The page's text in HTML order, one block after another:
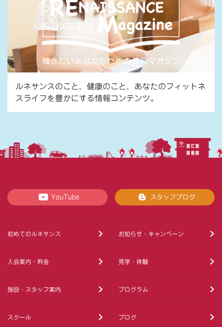
ルネサンスのこと、健康のこと、あなたのフィットネ
スライフを豊かにする情報コンテンツ。
YouTube スタッフブログ
初めてのルネサンス お知らせ・キャンペーン
入会案内・料金 見学・体験
施設・スタッフ案内 プログラム
スクール ブログ